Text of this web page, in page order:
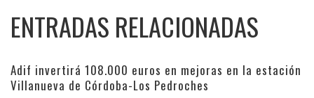
ENTRADAS RELACIONADAS
Adif invertirá 108.000 euros en mejoras en la estación
Villanueva de Córdoba-Los Pedroches